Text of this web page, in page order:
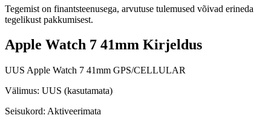
Tegemist on finantsteenusega, arvutuse tulemused võivad erineda
tegelikust pakkumisest.
Apple Watch 7 41mm Kirjeldus
UUS Apple Watch 7 41mm GPS/CELLULAR
Välimus: UUS (kasutamata)
Seisukord: Aktiveerimata